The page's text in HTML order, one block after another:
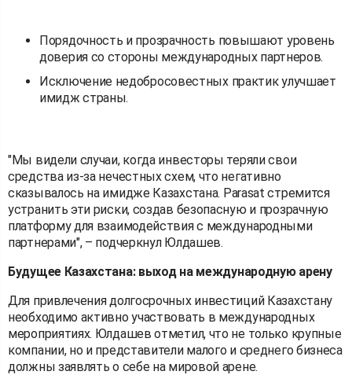
Порядочность и прозрачность повышают уровень
доверия со стороны международных партнеров.
Исключение недобросовестных практик улучшает
имидж страны.
"Мы видели случаи, когда инвесторы теряли свои
средства из-за нечестных схем, что негативно
сказывалось на имидже Казахстана. Parasat стремится
устранить эти риски, создав безопасную и прозрачную
платформу для взаимодействия с международными
партнерами", – подчеркнул Юлдашев.
Будущее Казахстана: выход на международную арену
Для привлечения долгосрочных инвестиций Казахстану
необходимо активно участвовать в международных
мероприятиях. Юлдашев отметил, что не только крупные
компании, но и представители малого и среднего бизнеса
должны заявлять о себе на мировой арене.